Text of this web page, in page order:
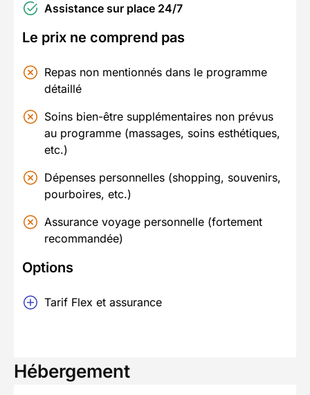
Assistance sur place 24/7
Le prix ne comprend pas
Repas non mentionnés dans le programme
détaillé
Soins bien-être supplémentaires non prévus
au programme (massages, soins esthétiques,
etc.)
Dépenses personnelles (shopping, souvenirs,
pourboires, etc.)
Assurance voyage personnelle (fortement
recommandée)
Options
Tarif Flex et assurance
Hébergement